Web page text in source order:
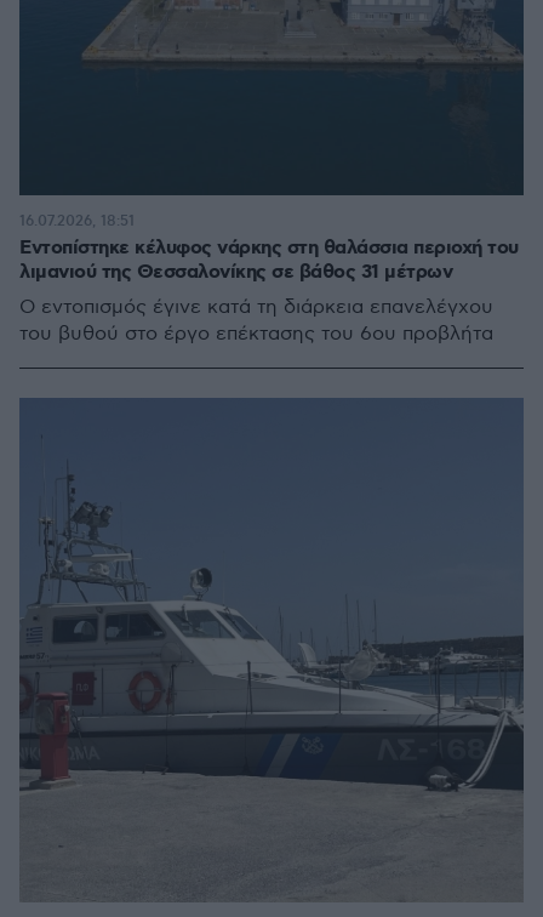
Εντοπίστηκε κέλυφος νάρκης στη θαλάσσια περιοχή του
λιμανιού της Θεσσαλονίκης σε βάθος 31 μέτρων
Ο εντοπισμός έγινε κατά τη διάρκεια επανελέγχου
του βυθού στο έργο επέκτασης του 6ου προβλήτα
16.07.2026, 18:51